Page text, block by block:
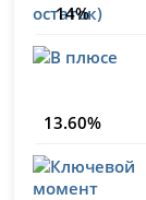
14%
13.60%